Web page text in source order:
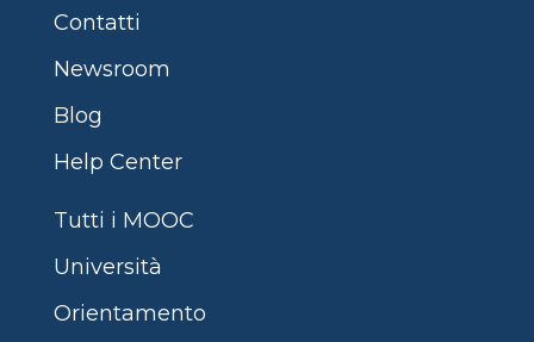
Contatti
Newsroom
Blog
Help Center
Tutti i MOOC
Università
Orientamento